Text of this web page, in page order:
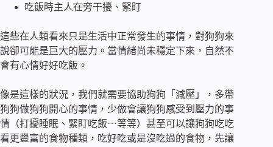
吃飯時主人在旁干擾、緊盯
這些在人類看來只是生活中正常發生的事情，對狗狗來
說卻可能是巨大的壓力。當情緒尚未穩定下來，自然不
會有心情好好吃飯。
像是這樣的狀況，我們就需要協助狗狗「減壓」，多帶
狗狗做狗狗開心的事情，少做會讓狗狗感受到壓力的事
情（打擾睡眠、緊盯吃飯⋯等等）甚至可以讓狗狗吃吃
看更豐富的食物種類，吃好吃或是沒吃過的食物，先讓